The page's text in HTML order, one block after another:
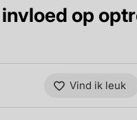
op
Vind ik leuk